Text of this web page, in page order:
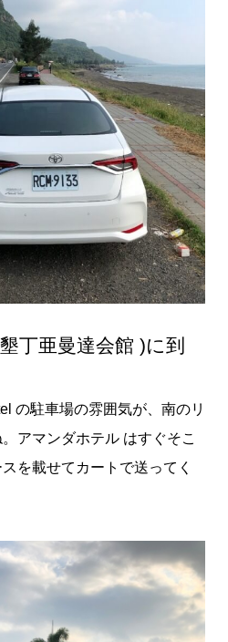
丁亜曼達会館 )に到
の駐車場の雰囲気が、南のリ
アマンダホテル はすぐそこ
を載せてカートで送ってく